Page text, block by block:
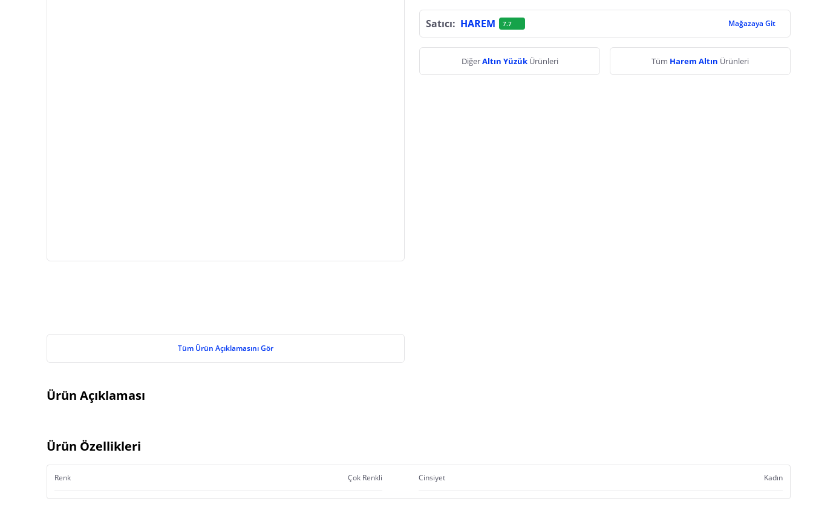
Tüm Ürün Açıklamasını Gör
Satıcı: HAREM 7.7 Mağazaya Git
DiğerAltın Yüzük Ürünleri Tüm Harem Altın Ürünleri
Ürün Açıklaması
Ürün Özellikleri
Renk Çok Renkli Cinsiyet Kadın